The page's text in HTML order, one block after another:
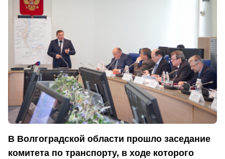
В Волгоградской области прошло заседание
комитета по транспорту, в ходе которого